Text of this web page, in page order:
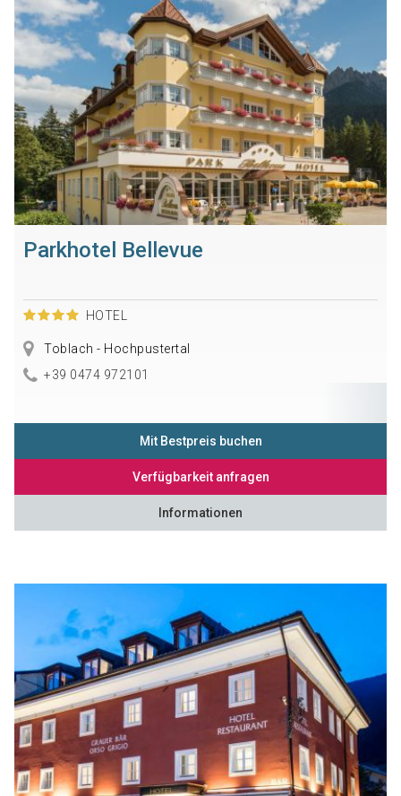
Parkhotel Bellevue
HOTEL
Toblach - Hochpustertal
+39 0474 972101
Mit Bestpreis buchen
Verfügbarkeit anfragen
Informationen